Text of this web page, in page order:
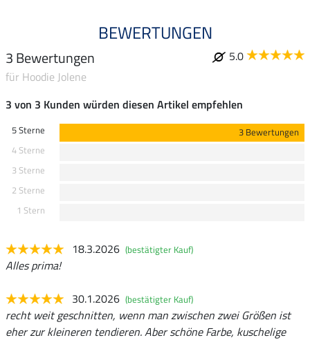
BEWERTUNGEN
3 Bewertungen
5.0
für Hoodie Jolene
3 von 3 Kunden würden diesen Artikel empfehlen
5 Sterne
3 Bewertungen
4 Sterne
3 Sterne
2 Sterne
1 Stern
18.3.2026 (bestätigter Kauf)
Alles prima!
30.1.2026 (bestätigter Kauf)
recht weit geschnitten, wenn man zwischen zwei Größen ist
eher zur kleineren tendieren. Aber schöne Farbe, kuschelige